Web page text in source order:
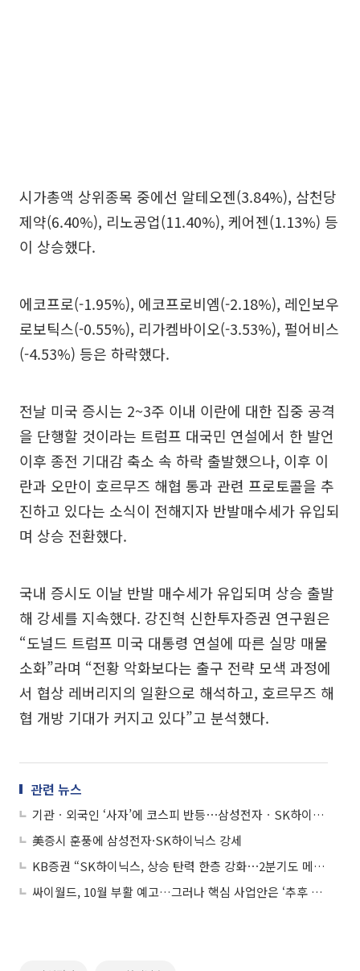
시가총액 상위종목 중에선 알테오젠(3.84%), 삼천당
제약(6.40%), 리노공업(11.40%), 케어젠(1.13%) 등
이 상승했다.
에코프로(-1.95%), 에코프로비엠(-2.18%), 레인보우
로보틱스(-0.55%), 리가켐바이오(-3.53%), 펄어비스
(-4.53%) 등은 하락했다.
전날 미국 증시는 2~3주 이내 이란에 대한 집중 공격
을 단행할 것이라는 트럼프 대국민 연설에서 한 발언
이후 종전 기대감 축소 속 하락 출발했으나, 이후 이
란과 오만이 호르무즈 해협 통과 관련 프로토콜을 추
진하고 있다는 소식이 전해지자 반발매수세가 유입되
며 상승 전환했다.
국내 증시도 이날 반발 매수세가 유입되며 상승 출발
해 강세를 지속했다. 강진혁 신한투자증권 연구원은
“도널드 트럼프 미국 대통령 연설에 따른 실망 매물
소화”라며 “전황 악화보다는 출구 전략 모색 과정에
서 협상 레버리지의 일환으로 해석하고, 호르무즈 해
협 개방 기대가 커지고 있다”고 분석했다.
관련 뉴스
기관ㆍ외국인 ‘사자’에 코스피 반등⋯삼성전자ㆍSK하이닉스 ↑
美증시 훈풍에 삼성전자·SK하이닉스 강세
KB증권 “SK하이닉스, 상승 탄력 한층 강화⋯2분기도 메모리 가격↑”
싸이월드, 10월 부활 예고…그러나 핵심 사업안은 ‘추후 공개’